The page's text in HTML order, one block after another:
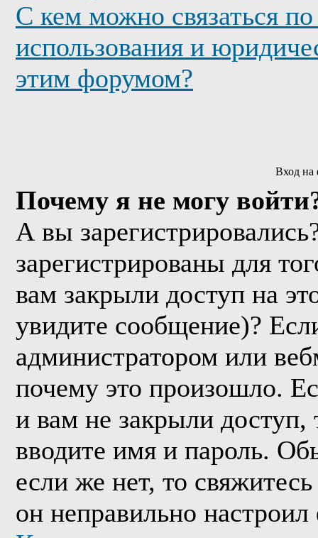
С кем можно связаться
использования и
этим форумом?
Вход на
Почему я не могу
А вы
зарегистрированы для
вам закрыли доступ на
увидите сообщение)?
администратором или
почему это произошло.
и вам не закрыли доступ,
вводите имя и пароль.
если же нет, то
он неправильно